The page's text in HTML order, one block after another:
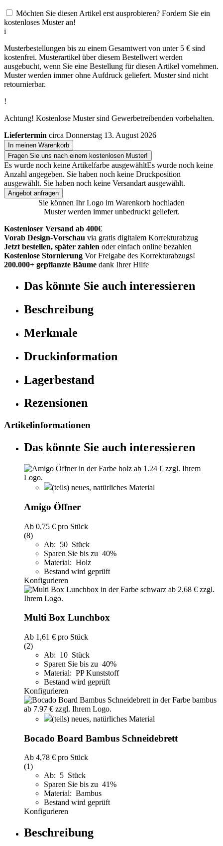
Möchten Sie diesen Artikel erst ausprobieren? Fordern Sie ein
kostenloses Muster an!
i
Musterbestellungen bis zu einem Gesamtwert von unter 5 € sind
kostenfrei. Musterartikel über diesem Bestellwert werden
ausgebucht, wenn Sie eine Bestellung für diesen Artikel vornehmen.
Muster werden immer ohne Aufdruck geliefert. Muster sind nicht
retournierbar.
!
Achtung! Kostenlose Muster sind Gewerbetreibenden vorbehalten.
Liefertermin circa Donnerstag 13. August 2026
In meinen Warenkorb
Fragen Sie uns nach einem kostenlosen Muster!
Es wurde noch keine Artikelfarbe ausgewähltEs wurde noch keine
Anzahl angegeben. Sie haben noch keine Druckposition
ausgewählt. Sie haben noch keine Versandart ausgewählt.
Angebot anfragen
Sie können Ihr Logo im Warenkorb hochladen
Muster werden immer unbedruckt geliefert.
Kostenloser Versand ab 400€
Vorab Design-Vorschau via gratis digitalem Korrekturabzug
Jetzt bestellen, später zahlen oder einfach online bezahlen
Kostenlose Stornierung Vor Freigabe des Korrekturabzugs!
200.000+ gepflanzte Bäume dank Ihrer Hilfe
Das könnte Sie auch interessieren
Beschreibung
Merkmale
Druckinformation
Lagerbestand
Rezensionen
Artikelinformationen
Das könnte Sie auch interessieren
(teils) neues, natürliches Material
Amigo Öffner
Ab 0,75 € pro Stück
(8)
Ab: 50 Stück
Sparen Sie bis zu 40%
Material: Holz
Bestand wird geprüft
Konfigurieren
Multi Box Lunchbox
Ab 1,61 € pro Stück
(2)
Ab: 10 Stück
Sparen Sie bis zu 40%
Material: PP Kunststoff
Bestand wird geprüft
Konfigurieren
(teils) neues, natürliches Material
Bocado Board Bambus Schneidebrett
Ab 4,78 € pro Stück
(1)
Ab: 5 Stück
Sparen Sie bis zu 41%
Material: Bambus
Bestand wird geprüft
Konfigurieren
Beschreibung